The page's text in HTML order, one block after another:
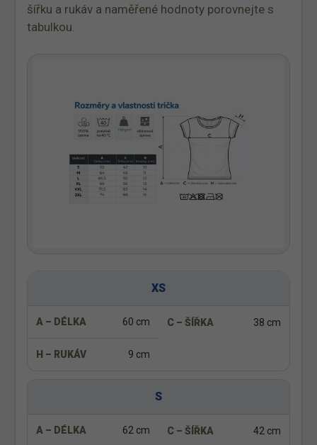
šířku a rukáv a naměřené hodnoty porovnejte s
tabulkou.
XS
60 cm 38 cm
9 cm
S
62 cm 42 cm